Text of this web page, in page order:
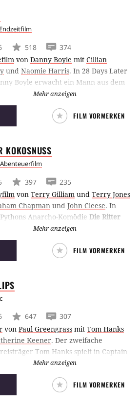
Endzeitfilm
518
374
von Danny Boyle mit Cillian
und Naomie Harris. In 28 Days Later
Boyle erwacht ein Mann aus dem
nur um festzustellen, dass es überall
Zombies wimmelt.
Mehr anzeigen
FILM VORMERKEN
KOKOSNUSS
Abenteuerfilm
397
235
von Terry Gilliam und Terry Jones
Chapman und John Cleese. In
Anarcho-Komödie Die Ritter
suchen König Artus und die
Tafelrunde den heiligen Gral – und
an ihrer Dummheit.
Mehr anzeigen
FILM VORMERKEN
647
307
von Paul Greengrass mit Tom Hanks
Keener. Der zweifache
Tom Hanks spielt in Captain
einen Kapitän, dessen Containerschiff
Piraten gekapert wird – doch
Entführung wird ein blutiges
Mehr anzeigen
FILM VORMERKEN